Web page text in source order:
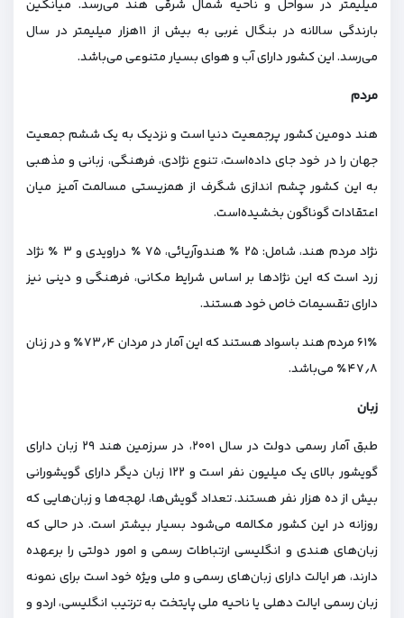
میلیمتر در سواحل و ناحیه شمال شرقی هند می‌رسد. میانگین
بارندگی سالانه در بنگال غربی به بیش از ۱۱هزار میلیمتر در سال
می‌رسد. این کشور دارای آب و هوای بسیار متنوعی می‌باشد.
مردم
هند دومین کشور پرجمعیت دنیا است و نزدیک به یک ششم جمعیت
جهان را در خود جای داده‌است، تنوع نژادی، فرهنگی، زبانی و مذهبی
به این کشور چشم اندازی شگرف از همزیستی مسالمت آمیز میان
اعتقادات گوناگون بخشیده‌است.
نژاد مردم هند، شامل: ۲۵ ٪ هندوآریائی، ۷۵ ٪ دراویدی و ۳ ٪ نژاد
زرد است که این نژادها بر اساس شرایط مکانی، فرهنگی و دینی نیز
دارای تقسیمات خاص خود هستند.
۶۱٪ مردم هند باسواد هستند که این آمار در مردان ۷۳٫۴٪ و در زنان
۴۷٫۸٪ می‌باشد.
زبان
طبق آمار رسمی دولت در سال ۲۰۰۱، در سرزمین هند ۲۹ زبان دارای
گویشور بالای یک میلیون نفر است و ۱۲۲ زبان دیگر دارای گویشورانی
بیش از ده هزار نفر هستند. تعداد گویش‌ها، لهجه‌ها و زبان‌هایی که
روزانه در این کشور مکالمه می‌شود بسیار بیشتر است. در حالی که
زبان‌های هندی و انگلیسی ارتباطات رسمی و امور دولتی را برعهده
دارند، هر ایالت دارای زبان‌های رسمی و ملی ویژه خود است برای نمونه
زبان رسمی ایالت دهلی یا ناحیه ملی پایتخت به ترتیب انگلیسی، اردو و